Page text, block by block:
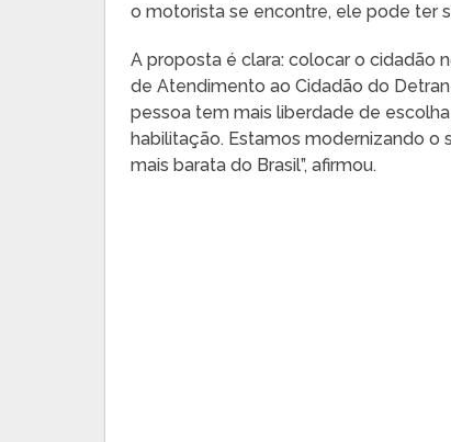
o motorista se encontre, ele pode ter
A proposta é clara: colocar o cidadão
de Atendimento ao Cidadão do
pessoa tem mais liberdade de
habilitação. Estamos modernizando o
mais barata do Brasil”, afirmou.